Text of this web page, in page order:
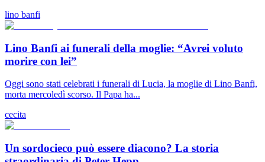
lino banfi
Lino Banfi ai funerali della moglie: “Avrei voluto
morire con lei”
Oggi sono stati celebrati i funerali di Lucia, la moglie di Lino Banfi,
morta mercoledì scorso. Il Papa ha...
cecita
Un sordocieco può essere diacono? La storia